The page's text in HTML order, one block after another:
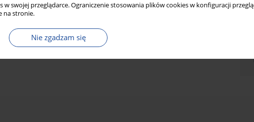
w swojej przeglądarce. Ograniczenie stosowania plików cookies w konfiguracji
na stronie.
Nie zgadzam się